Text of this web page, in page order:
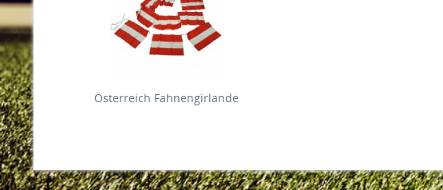
Österreich Fahnengirlande